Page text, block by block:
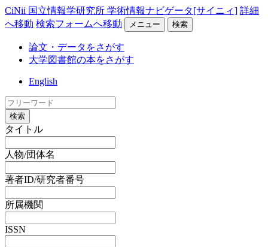
CiNii 国立情報学研究所 学術情報ナビゲータ[サイニィ] 詳細
へ移動 検索フォームへ移動 メニュー 検索
論文・データをさがす
大学図書館の本をさがす
English
検索
タイトル
人物/団体名
著者ID/研究者番号
所属機関
ISSN